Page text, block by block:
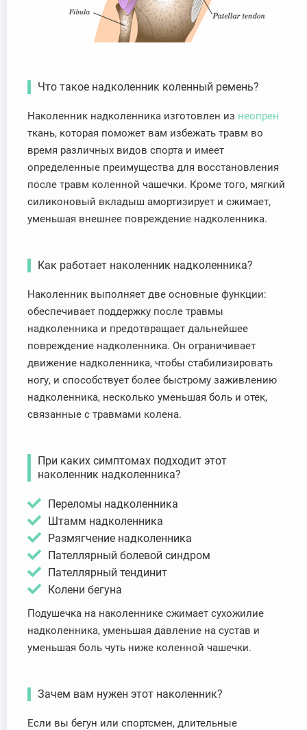
Что такое надколенник коленный ремень?
Наколенник надколенника изготовлен из неопрен
ткань, которая поможет вам избежать травм во
время различных видов спорта и имеет
определенные преимущества для восстановления
после травм коленной чашечки. Кроме того, мягкий
силиконовый вкладыш амортизирует и сжимает,
уменьшая внешнее повреждение надколенника.
Как работает наколенник надколенника?
Наколенник выполняет две основные функции:
обеспечивает поддержку после травмы
надколенника и предотвращает дальнейшее
повреждение надколенника. Он ограничивает
движение надколенника, чтобы стабилизировать
ногу, и способствует более быстрому заживлению
надколенника, несколько уменьшая боль и отек,
связанные с травмами колена.
При каких симптомах подходит этот
наколенник надколенника?
Переломы надколенника
Штамм надколенника
Размягчение надколенника
Пателлярный болевой синдром
Пателлярный тендинит
Колени бегуна
Подушечка на наколеннике сжимает сухожилие
надколенника, уменьшая давление на сустав и
уменьшая боль чуть ниже коленной чашечки.
Зачем вам нужен этот наколенник?
Если вы бегун или спортсмен, длительные